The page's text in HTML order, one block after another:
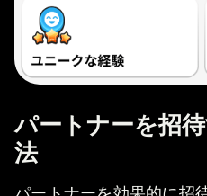
パートナーを招
法